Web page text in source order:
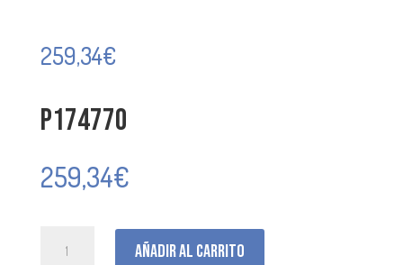
259,34€
P174770
259,34€
Añadir al carrito